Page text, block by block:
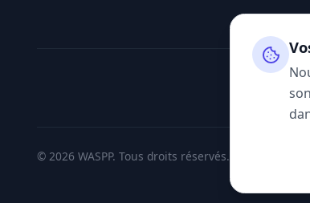
© 2026 WASPP. Tous droits réservés.